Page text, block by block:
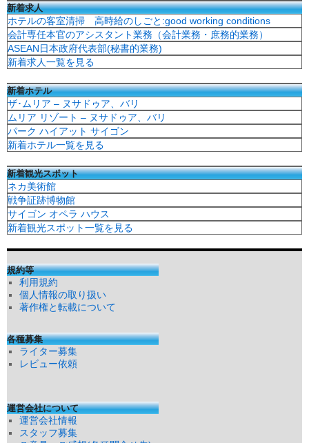
新着求人
ホテルの客室清掃 高時給のしごと:good working conditions
会計専任本官のアシスタント業務（会計業務・庶務的業務）
ASEAN日本政府代表部(秘書的業務)
新着求人一覧を見る
新着ホテル
ザ･ムリア – ヌサドゥア、バリ
ムリア リゾート – ヌサドゥア、バリ
パーク ハイアット サイゴン
新着ホテル一覧を見る
新着観光スポット
ネカ美術館
戦争証跡博物館
サイゴン オペラ ハウス
新着観光スポット一覧を見る
規約等
利用規約
個人情報の取り扱い
著作権と転載について
各種募集
ライター募集
レビュー依頼
運営会社について
運営会社情報
スタッフ募集